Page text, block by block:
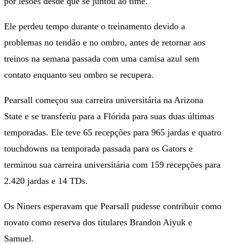
Ele perdeu tempo durante o treinamento devido a
problemas no tendão e no ombro, antes de retornar aos
treinos na semana passada com uma camisa azul sem
contato enquanto seu ombro se recupera.
Pearsall começou sua carreira universitária na Arizona
State e se transferiu para a Flórida para suas duas últimas
temporadas. Ele teve 65 recepções para 965 jardas e quatro
touchdowns na temporada passada para os Gators e
terminou sua carreira universitária com 159 recepções para
2.420 jardas e 14 TDs.
Os Niners esperavam que Pearsall pudesse contribuir como
novato como reserva dos titulares Brandon Aiyuk e
Samuel.